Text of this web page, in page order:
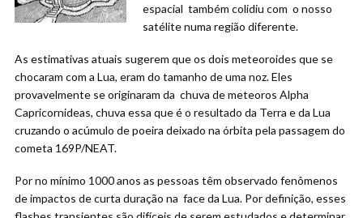
espacial também colidiu com o nosso
satélite numa região diferente.
As estimativas atuais sugerem que os dois meteoroides que se
chocaram com a Lua, eram do tamanho de uma noz. Eles
provavelmente se originaram da chuva de meteoros Alpha
Capricornideas, chuva essa que é o resultado da Terra e da Lua
cruzando o acúmulo de poeira deixado na órbita pela passagem do
cometa 169P/NEAT.
Por no mínimo 1000 anos as pessoas têm observado fenômenos
de impactos de curta duração na face da Lua. Por definição, esses